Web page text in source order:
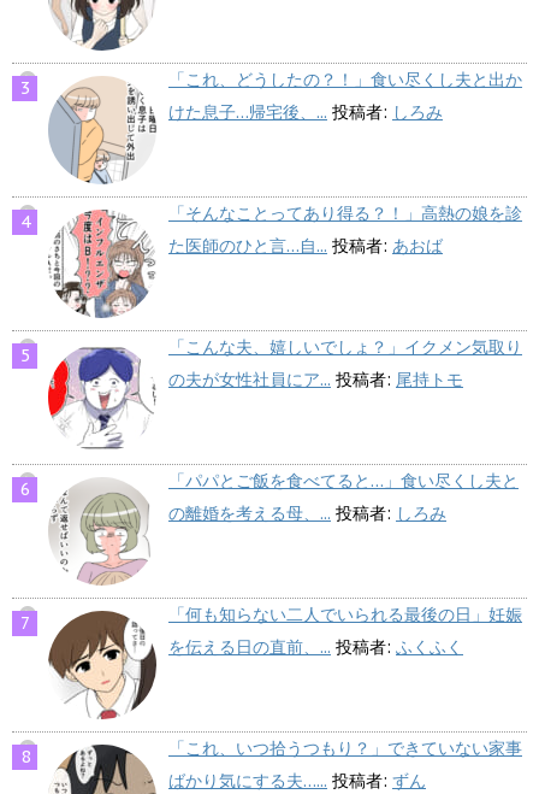
「これ、どうしたの？！」食い尽くし夫と出か
けた息子…帰宅後、... 投稿者: しろみ
「そんなことってあり得る？！」高熱の娘を診
た医師のひと言…自... 投稿者: あおば
「こんな夫、嬉しいでしょ？」イクメン気取り
の夫が女性社員にア... 投稿者: 尾持トモ
「パパとご飯を食べてると…」食い尽くし夫と
の離婚を考える母、... 投稿者: しろみ
「何も知らない二人でいられる最後の日」妊娠
を伝える日の直前、... 投稿者: ふくふく
「これ、いつ拾うつもり？」できていない家事
ばかり気にする夫…... 投稿者: ずん